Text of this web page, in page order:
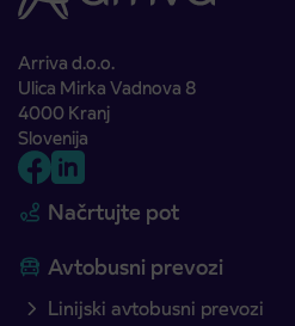
Arriva d.o.o.
Ulica Mirka Vadnova 8
4000 Kranj
Slovenija
Načrtujte pot
Avtobusni prevozi
Linijski avtobusni prevozi